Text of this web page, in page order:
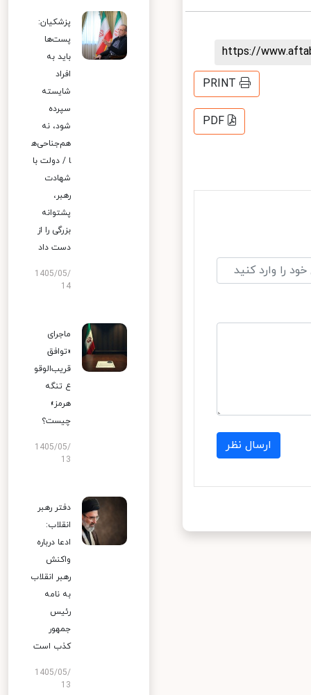
https://
PRINT
PDF
ارسال نظر
پزشکیان:
پست‌ها
باید به
افراد
شایسته
سپرده
شود، نه
هم‌جناحی‌ه
ا / دولت با
شهادت
رهبر،
پشتوانه
بزرگی را از
دست داد
1405/05/
14
ماجرای
«توافق
قریب‌الوقو
ع تنگه
هرمز»
چیست؟
1405/05/
13
دفتر رهبر
انقلاب:
ادعا درباره
واکنش
رهبر انقلاب
به نامه
رئیس
جمهور
کذب است
1405/05/
13